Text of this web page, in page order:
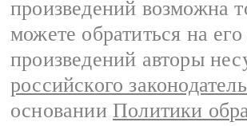
произведений возможна
можете обратиться на
произведений авторы
российского
основании Политики